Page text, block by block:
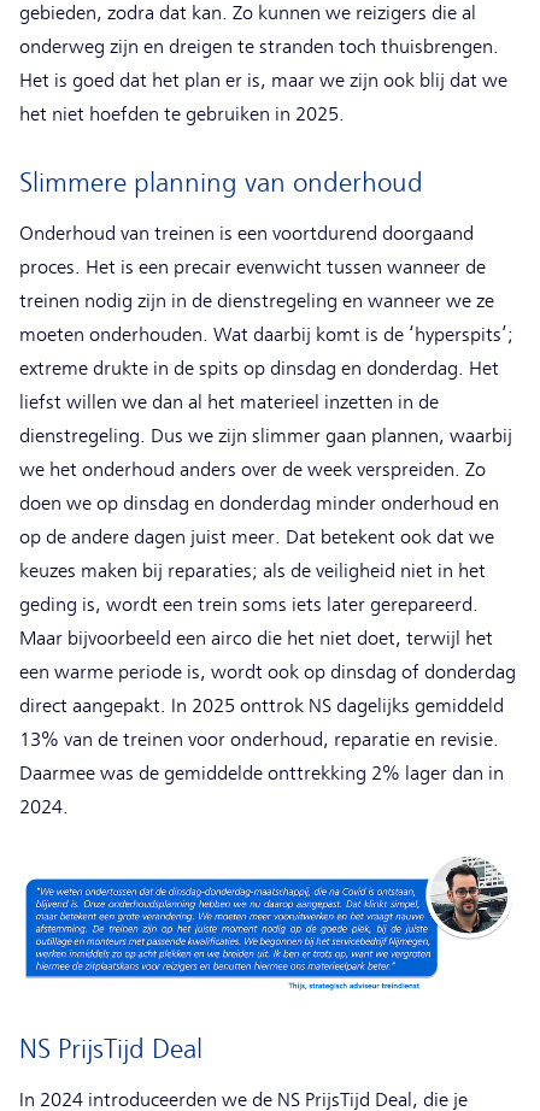
gebieden, zodra dat kan. Zo kunnen we reizigers die al
onderweg zijn en dreigen te stranden toch thuisbrengen.
Het is goed dat het plan er is, maar we zijn ook blij dat we
het niet hoefden te gebruiken in 2025.
Slimmere planning van onderhoud
Onderhoud van treinen is een voortdurend doorgaand
proces. Het is een precair evenwicht tussen wanneer de
treinen nodig zijn in de dienstregeling en wanneer we ze
moeten onderhouden. Wat daarbij komt is de ‘hyperspits’;
extreme drukte in de spits op dinsdag en donderdag. Het
liefst willen we dan al het materieel inzetten in de
dienstregeling. Dus we zijn slimmer gaan plannen, waarbij
we het onderhoud anders over de week verspreiden. Zo
doen we op dinsdag en donderdag minder onderhoud en
op de andere dagen juist meer. Dat betekent ook dat we
keuzes maken bij reparaties; als de veiligheid niet in het
geding is, wordt een trein soms iets later gerepareerd.
Maar bijvoorbeeld een airco die het niet doet, terwijl het
een warme periode is, wordt ook op dinsdag of donderdag
direct aangepakt. In 2025 onttrok NS dagelijks gemiddeld
13% van de treinen voor onderhoud, reparatie en revisie.
Daarmee was de gemiddelde onttrekking 2% lager dan in
2024.
NS PrijsTijd Deal
In 2024 introduceerden we de NS PrijsTijd Deal, die je